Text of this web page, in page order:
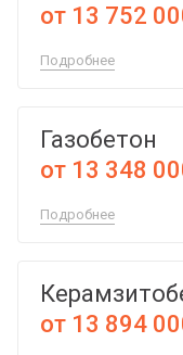
от 13 752
Подробнее
Газобетон
от 13 348
Подробнее
от 13 894